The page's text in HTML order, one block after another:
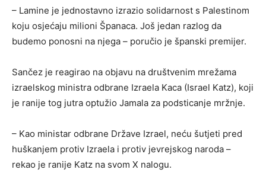
– Lamine je jednostavno izrazio solidarnost s Palestinom
koju osjećaju milioni Španaca. Još jedan razlog da
budemo ponosni na njega – poručio je španski premijer.
Sančez je reagirao na objavu na društvenim mrežama
izraelskog ministra odbrane Izraela Kaca (Israel Katz), koji
je ranije tog jutra optužio Jamala za podsticanje mržnje.
– Kao ministar odbrane Države Izrael, neću šutjeti pred
huškanjem protiv Izraela i protiv jevrejskog naroda –
rekao je ranije Katz na svom X nalogu.